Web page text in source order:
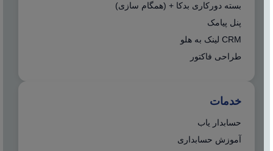
بسته دورکاری بدکا + (همگام سازی)
پنل پیامک
CRM لینک به هلو
طراحی فاکتور
خدمات
حسابدار یاب
آموزش حسابداری